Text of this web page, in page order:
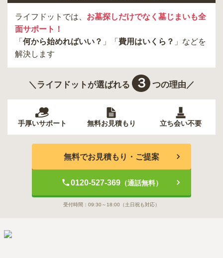
ライフドットでは、 お墓探しだけでなく墓じまいも全
面サポート！
「 何から始めればいい？ 」「 費用はいくら？ 」などを
解決します
＼ライフドットが選ばれる ３ つの理由／
手厚いサポート 無料お見積もり 立ち会い不要
無料でお見積もり・ご提案
0120-527-369（通話無料）
受付時間： 09:30～18:00 （土日祝も対応）